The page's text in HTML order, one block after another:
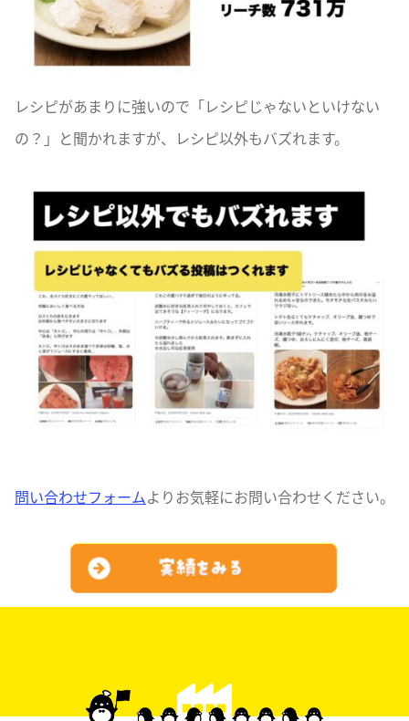
レシピがあまりに強いので「レシピじゃないといけない
の？」と聞かれますが、レシピ以外もバズれます。
問い合わせフォームよりお気軽にお問い合わせください。